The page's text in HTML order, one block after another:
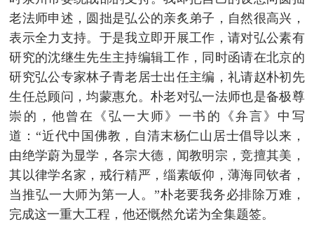
老法师申述，圆拙是弘公的亲炙弟子，自然很高兴，
表示全力支持。于是我立即开展工作，请对弘公素有
研究的沈继生先生主持编辑工作，同时函请在北京的
研究弘公专家林子青老居士出任主编，礼请赵朴初先
生任总顾问，均蒙惠允。朴老对弘一法师也是备极尊
崇的，他曾在《弘一大师》一书的《弁言》中写
道：“近代中国佛教，自清末杨仁山居士倡导以来，
由绝学蔚为显学，各宗大德，闻教明宗，竞擅其美，
其以律学名家，戒行精严，缁素皈仰，薄海同钦者，
当推弘一大师为第一人。”朴老要我务必排除万难，
完成这一重大工程，他还慨然允诺为全集题签。